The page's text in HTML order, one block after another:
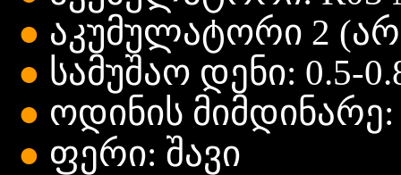
● აკუმულატორი 2 (არ
● სამუშაო დენი: 0.5-
● ოდინის მიმდინარე:
● ფერი: შავი